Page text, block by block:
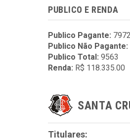
PUBLICO E RENDA
Publico Pagante: 7972
Publico Não Pagante:
Publico Total: 9563
Renda: R$ 118.335.00
SANTA
Titulares: